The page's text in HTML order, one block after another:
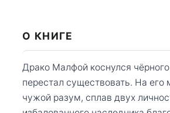
О КНИГЕ
Драко Малфой коснулся
перестал существовать. На его
чужой разум, сплав двух